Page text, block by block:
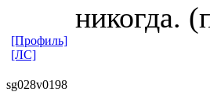
никогда.
[Профиль]
[ЛС]
sg028v0198